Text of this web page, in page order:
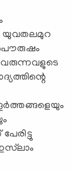
യുവതലമുറ
വരുന്നവളുടെ